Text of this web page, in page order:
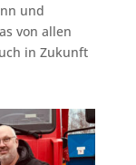
und
von allen
in Zukunft